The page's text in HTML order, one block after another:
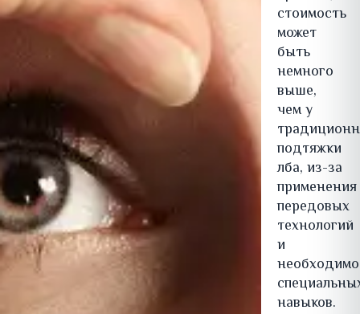
стоимость
может
быть
немного
выше,
чем у
подтяжки
лба, из-за
применения
передовых
технологий
и
навыков.